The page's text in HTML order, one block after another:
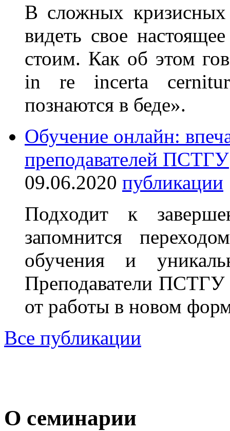
В сложных кризисных
видеть свое
стоим. Как об этом
in re incerta
познаются в беде».
Обучение онлайн:
преподавателей ПСТГУ
09.06.2020 публикации
Подходит к
запомнится
обучения и
Преподаватели ПСТГУ
от работы в новом
Все публикации
О семинарии